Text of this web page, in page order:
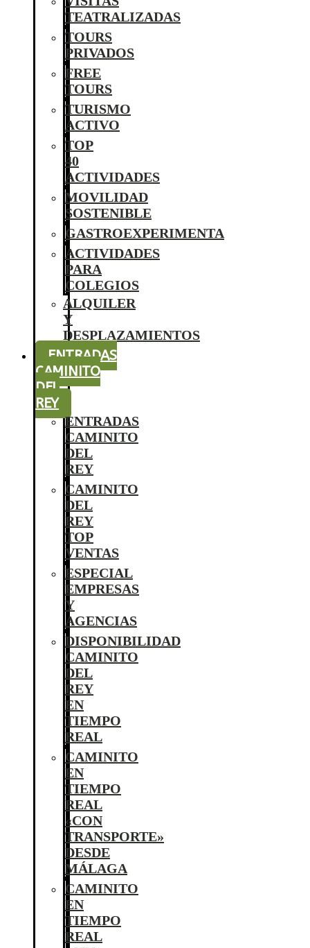
TEATRALIZADAS
TOURS
PRIVADOS
FREE
TOURS
TURISMO
ACTIVO
TOP
40
ACTIVIDADES
MOVILIDAD
SOSTENIBLE
GASTROEXPERIMENTA
ACTIVIDADES
PARA
COLEGIOS
ALQUILER
Y
DESPLAZAMIENTOS
ENTRADAS
CAMINITO
DEL
REY
ENTRADAS
CAMINITO
DEL
REY
CAMINITO
DEL
REY
TOP
VENTAS
ESPECIAL
EMPRESAS
Y
AGENCIAS
DISPONIBILIDAD
CAMINITO
DEL
REY
EN
TIEMPO
REAL
CAMINITO
EN
TIEMPO
REAL
«CON
TRANSPORTE»
DESDE
MÁLAGA
CAMINITO
EN
TIEMPO
REAL